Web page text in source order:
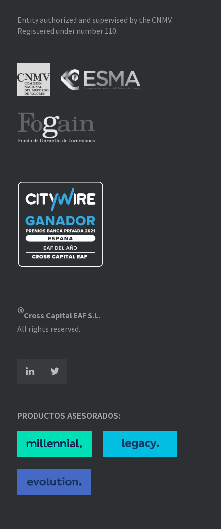
Entity authorized and supervised by the CNMV.
Registered under number 110.
®Cross Capital EAF S.L.
All rights reserved.
PRODUCTOS ASESORADOS: